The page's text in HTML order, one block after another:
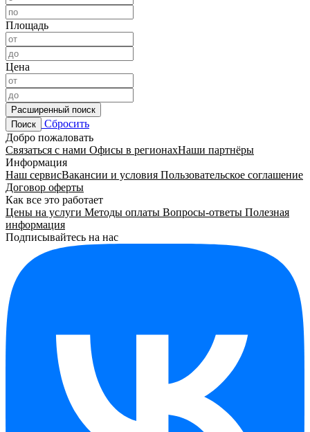
Площадь
Цена
Расширенный поиск
Поиск
Сбросить
Добро пожаловать
Связаться с нами Офисы в регионахНаши партнёры
Информация
Наш сервисВакансии и условия Пользовательское соглашение
Договор оферты
Как все это работает
Цены на услуги Методы оплаты Вопросы-ответы Полезная
информация
Подписывайтесь на нас